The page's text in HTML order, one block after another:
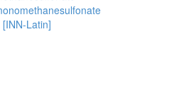
Latin]